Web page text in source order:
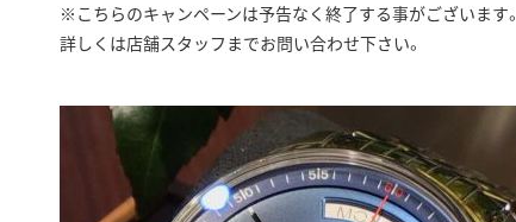
※こちらのキャンペーンは予告なく終了する事がございます。
詳しくは店舗スタッフまでお問い合わせ下さい。